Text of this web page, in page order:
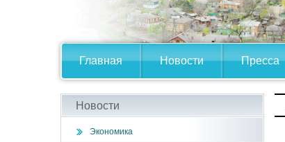
Главная Новости Пресса
Новости
Экономика